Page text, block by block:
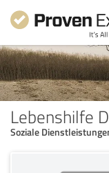
Lebenshilfe
Soziale